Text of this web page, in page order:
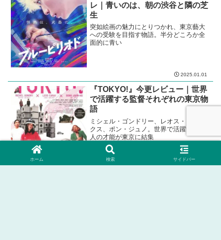
レ｜青いのは、朝の渋谷と隣の芝
生
突如絵画の魅力にとりつかれ、東京藝大
への受験を目指す物語。半分どころか全
面的に青い
2025.01.01
『TOKYO!』今更レビュー｜世界
で活躍する監督それぞれの東京物
語
ミシェル・ゴンドリー、レオス・カラッ
クス、ポン・ジュノ。世界で活躍する三
人の才能が東京に結集
ホーム 検索 サイドバー